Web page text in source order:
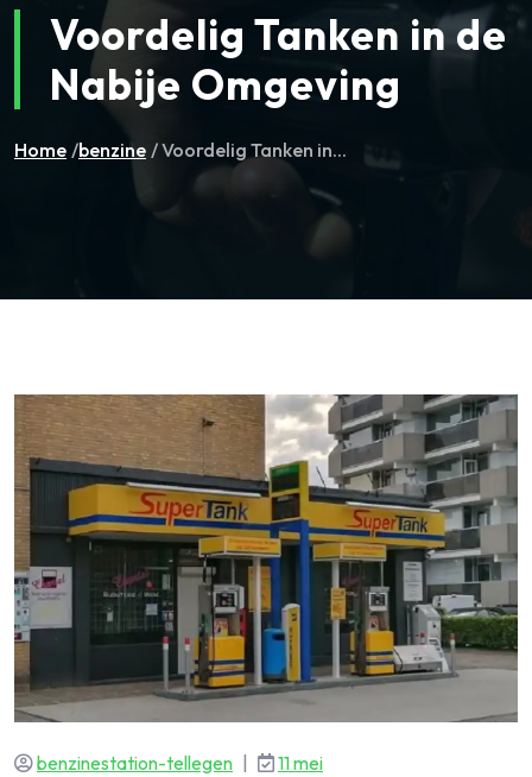
Voordelig Tanken in de
Nabije Omgeving
Home /benzine / Voordelig Tanken in...
benzinestation-tellegen 11 mei